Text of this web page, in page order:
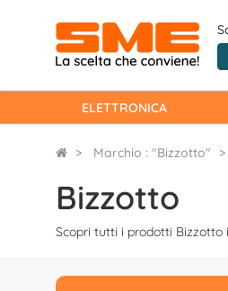
ELETTRONICA
Marchio : "Bizzotto"
Bizzotto
Scopri tutti i prodotti Bizzotto